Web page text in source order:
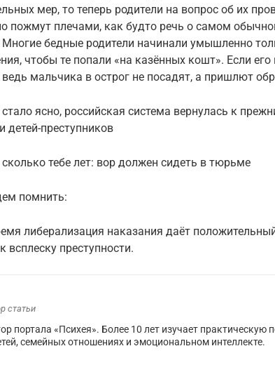
мер, то теперь родители на вопрос об их
пожмут плечами, как будто речь о самом
Многие бедные родители начинали умышленно
чтобы те попали «на казённых кошт». Если
ведь мальчика в острог не посадят, а пришлют
стало ясно, российская система вернулась к
детей-преступников
тебе лет: вор должен сидеть в тюрьме
помнить:
либерализация наказания даёт
всплеску преступности.
статьи
портала «Психея». Более 10 лет изучает практическую
семейных отношениях и эмоциональном интеллекте.